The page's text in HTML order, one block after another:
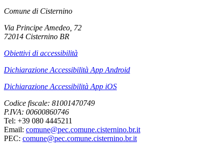
Comune di Cisternino
Via Principe Amedeo, 72
72014 Cisternino BR
Obiettivi di accessibilità
Dichiarazione Accessibilità App Android
Dichiarazione Accessibilità App iOS
Codice fiscale: 81001470749
P.IVA: 00600860746
Tel: +39 080 4445211
Email: comune@pec.comune.cisternino.br.it
PEC: comune@pec.comune.cisternino.br.it